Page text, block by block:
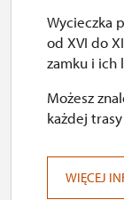
09:00-
się o
się o
10:00-
się o
Wycieczka
od XVI do
zamku i ich
Możesz
każdej
WIĘCEJ